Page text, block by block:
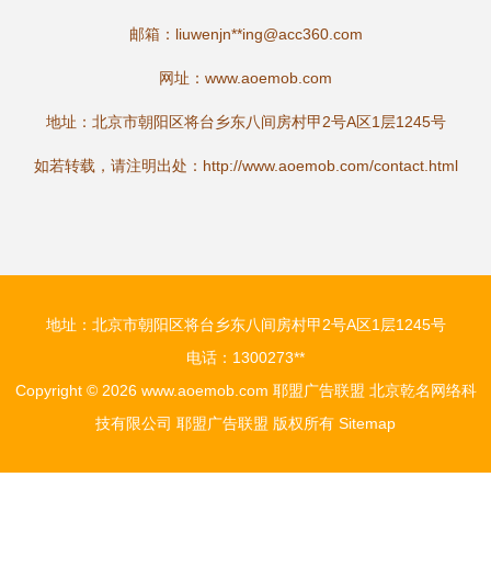
邮箱：liuwenjn**ing@acc360.com
网址： www.aoemob.com
地址：北京市朝阳区将台乡东八间房村甲2号A区1层1245号
如若转载，请注明出处：http://www.aoemob.com/contact.html
地址：北京市朝阳区将台乡东八间房村甲2号A区1层1245号
电话：1300273**
Copyright © 2026 www.aoemob.com 耶盟广告联盟 北京乾名网络科
技有限公司 耶盟广告联盟 版权所有 Sitemap